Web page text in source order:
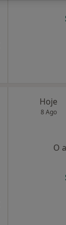
Hoje
8 Ago
O